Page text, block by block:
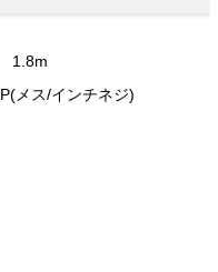
1.8m
メス/インチネジ)